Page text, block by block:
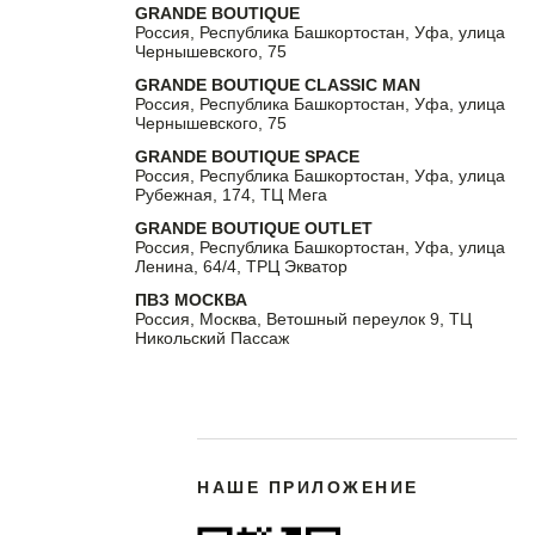
GRANDE BOUTIQUE
Россия, Республика Башкортостан, Уфа, улица
Чернышевского, 75
GRANDE BOUTIQUE CLASSIC MAN
Россия, Республика Башкортостан, Уфа, улица
Чернышевского, 75
GRANDE BOUTIQUE SPACE
Россия, Республика Башкортостан, Уфа, улица
Рубежная, 174, ТЦ Мега
GRANDE BOUTIQUE OUTLET
Россия, Республика Башкортостан, Уфа, улица
Ленина, 64/4, ТРЦ Экватор
ПВЗ МОСКВА
Россия, Москва, Ветошный переулок 9, ТЦ
Никольский Пассаж
НАШЕ ПРИЛОЖЕНИЕ